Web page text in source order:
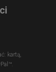
kartą,